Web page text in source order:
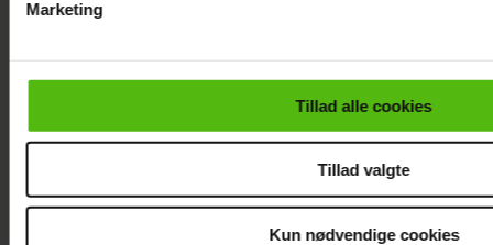
cookiepolitik.
Marketing
Tillad alle cookies
Tillad valgte
Kun nødvendige cookies